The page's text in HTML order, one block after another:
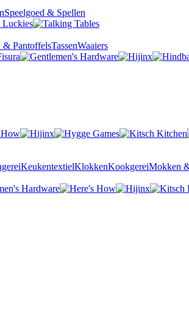
Speelgoed & Spellen
& PantoffelsTassenWaaiers
KeukentextielKlokkenKookgereiMokken